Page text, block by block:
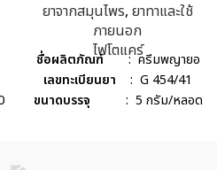
ยาจากสมุนไพร, ยาทาและใช้
ภายนอก
ไฟโตแคร์
ชื่อผลิตภัณฑ์: ครีมพญายอ
เลขทะเบียนยา : G 454/41
ขนาดบรรจุ
: 5 กรัม/หลอด